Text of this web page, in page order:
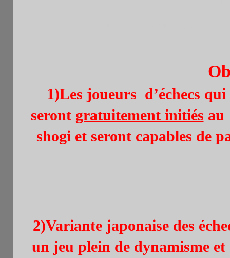
1)Les joueurs d’échecs
seront gratuitement initiés au
shogi et seront capables de
2)Variante japonaise des
un jeu plein de dynamisme